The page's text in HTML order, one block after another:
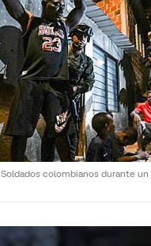
Soldados colombianos durante